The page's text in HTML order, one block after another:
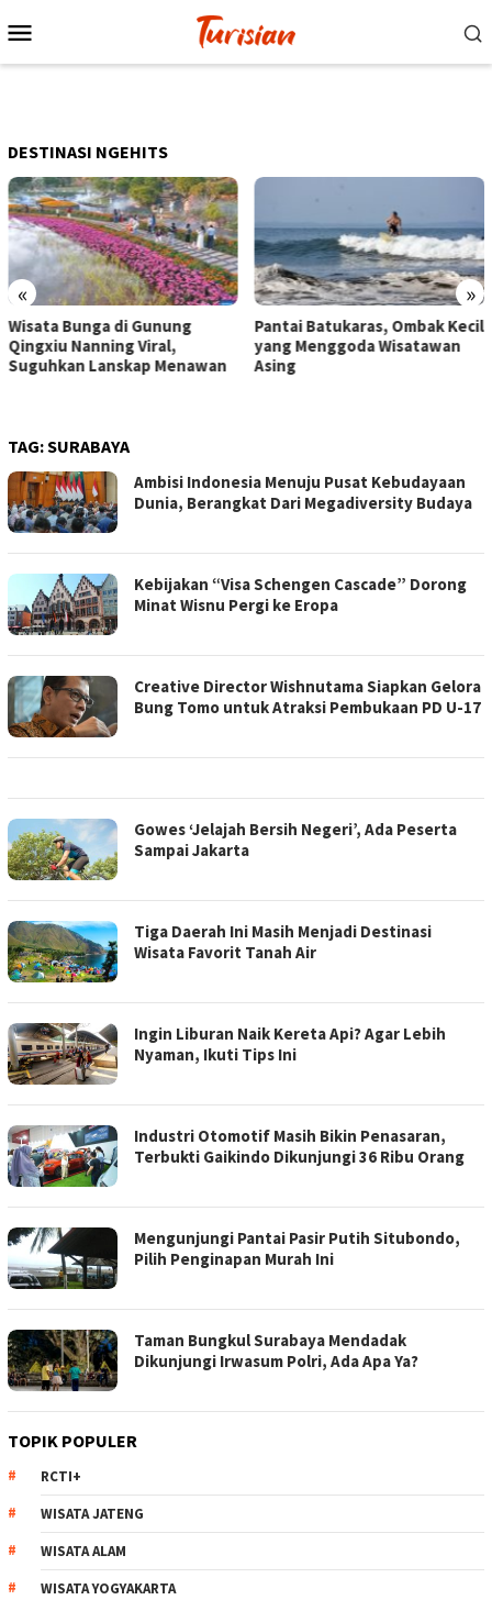
ke
Mobile
DESTINASI NGEHITS
« »
Pantai Batukaras, Ombak Kecil
yang Menggoda Wisatawan
Asing
Senja di Pantai Pangandaran,
Wisatawan Menikmati Sore
dengan Bermain hingga
TAG:SURABAYA
Ambisi Indonesia Menuju Pusat Kebudayaan
Dunia, Berangkat Dari Megadiversity Budaya
Kebijakan “Visa Schengen Cascade” Dorong
Minat Wisnu Pergi ke Eropa
Creative Director Wishnutama Siapkan Gelora
Bung Tomo untuk Atraksi Pembukaan PD U-17
Gowes ‘Jelajah Bersih Negeri’, Ada Peserta
Sampai Jakarta
Tiga Daerah Ini Masih Menjadi Destinasi
Wisata Favorit Tanah Air
Ingin Liburan Naik Kereta Api? Agar Lebih
Nyaman, Ikuti Tips Ini
Industri Otomotif Masih Bikin Penasaran,
Terbukti Gaikindo Dikunjungi 36 Ribu Orang
Mengunjungi Pantai Pasir Putih Situbondo,
Pilih Penginapan Murah Ini
Taman Bungkul Surabaya Mendadak
Dikunjungi Irwasum Polri, Ada Apa Ya?
TOPIK POPULER
RCTI+
WISATA JATENG
WISATA ALAM
WISATA YOGYAKARTA